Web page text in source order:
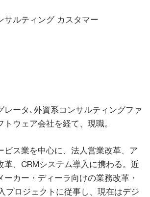
サルティング カスタマー
レータ､外資系コンサルティングファ
ウェア会社を経て、現職。
ビス業を中心に、法人営業改革、ア
革、CRMシステム導入に携わる。近
ーカー・ディーラ向けの業務改革・
プロジェクトに従事し、現在はデジ